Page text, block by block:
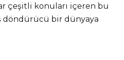
çeşitli konuları içeren bu
döndürücü bir dünyaya